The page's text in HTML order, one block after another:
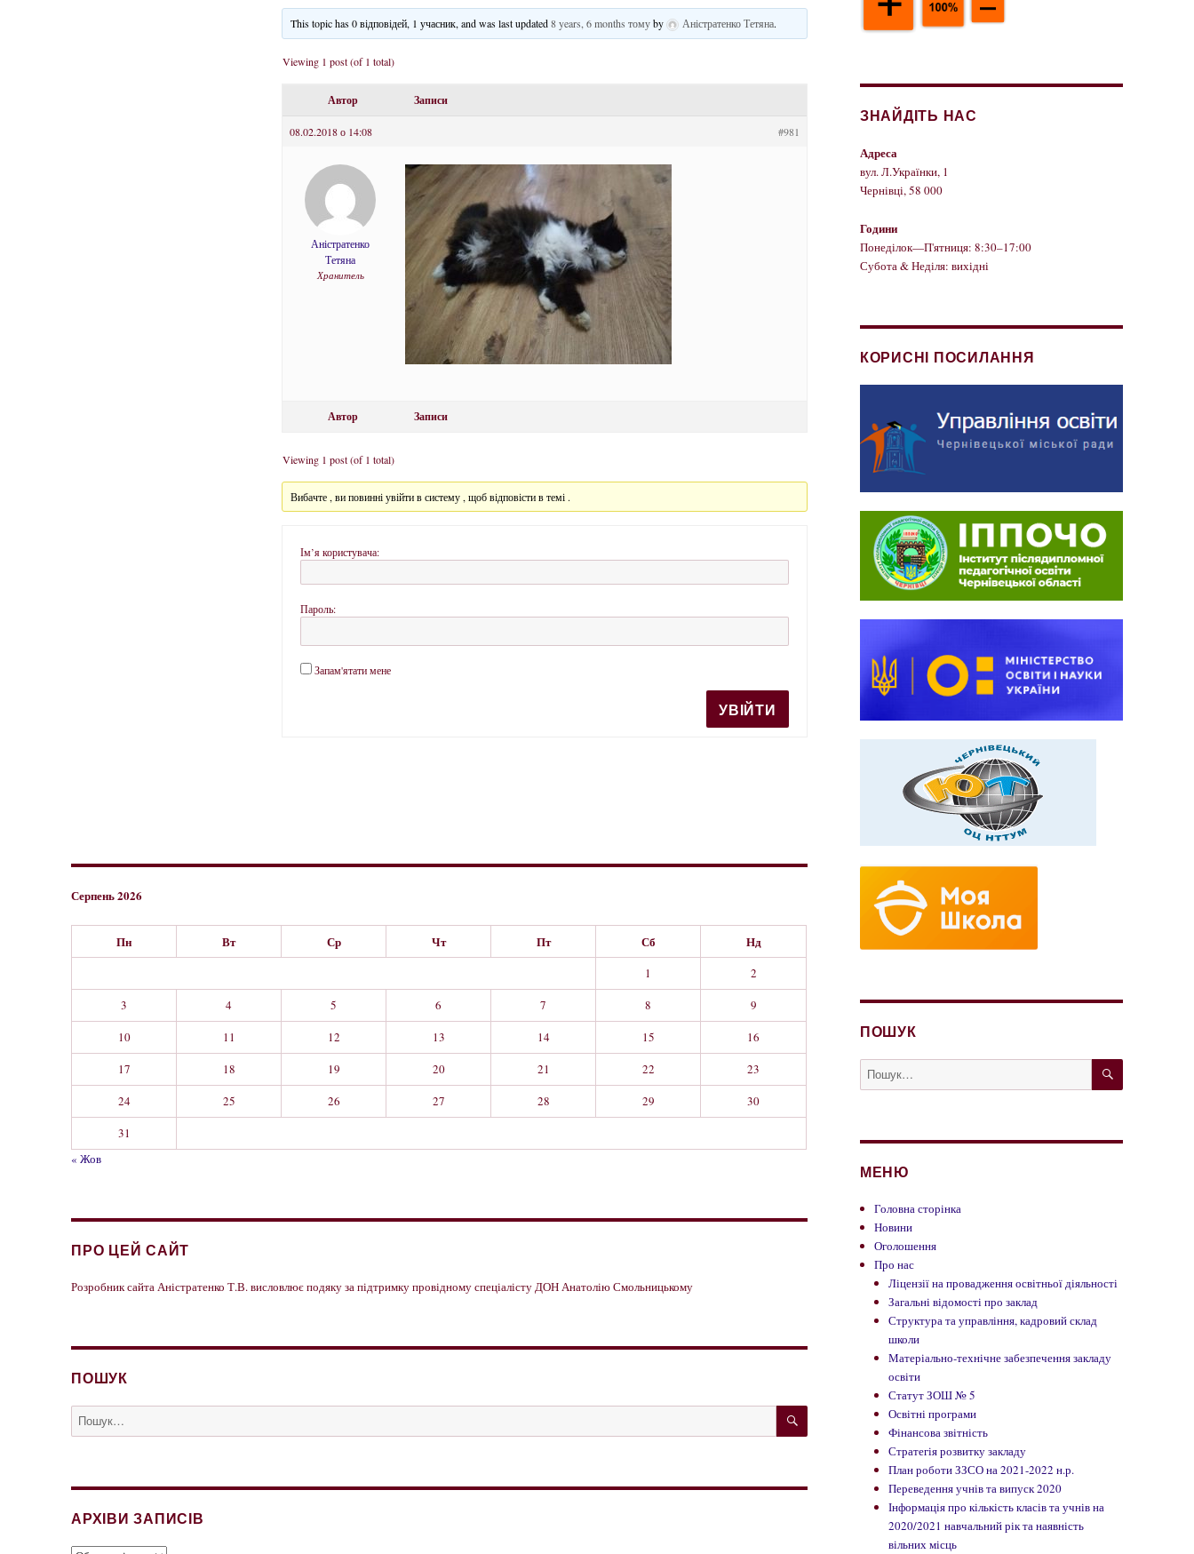
This topic has 0 відповідей, 1 учасник, and was last updated8 years, 6 months томуby Аністратенко Тетяна.
Viewing 1 post (of 1 total)
Автор Записи
08.02.2018 о 14:08 #981
Аністратенко
Тетяна
Хранитель
Автор Записи
Viewing 1 post (of 1 total)
Вибачте , ви повинні увійти в систему , щоб відповісти в темі .
Ім’я користувача:
Пароль:
Запам'ятати мене
УВІЙТИ
Серпень 2026
Пн Вт Ср Чт Пт Сб Нд
1
2
3
4 5 6 7 8
9
10
11 12 13 14 15
16
17
18 19 20 21 22
23
24
25 26 27 28 29
30
31
« Жов
ПРО ЦЕЙ САЙТ
Розробник сайта Аністратенко Т.В. висловлює подяку за підтримку провідному спеціалісту ДОН Анатолію Смольницькому
ПОШУК
Пошук
за
ШУКАТИ
АРХІВИ ЗАПИСІВ
ЗНАЙДІТЬ НАС
Адреса
вул. Л.Українки, 1
Чернівці, 58 000
Години
Понеділок—П'ятниця: 8:30–17:00
Субота & Неділя: вихідні
КОРИСНІ ПОСИЛАННЯ
ПОШУК
Пошук
за
ШУКАТИ
МЕНЮ
Головна сторінка
Новини
Оголошення
Про нас
Ліцензії на провадження освітньої діяльності
Загальні відомості про заклад
Структура та управління, кадровий склад
школи
Матеріально-технічне забезпечення закладу
освіти
Статут ЗОШ № 5
Освітні програми
Фінансова звітність
Стратегія розвитку закладу
План роботи ЗЗСО на 2021-2022 н.р.
Переведення учнів та випуск 2020
Інформація про кількість класів та учнів на
2020/2021 навчальний рік та наявність
вільних місць